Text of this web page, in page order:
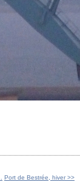
Port de Bestrée, hiver >>